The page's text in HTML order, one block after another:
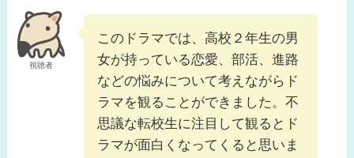
視聴者
このドラマでは、高校２年生の男
女が持っている恋愛、部活、進路
などの悩みについて考えながらド
ラマを観ることができました。不
思議な転校生に注目して観るとド
ラマが面白くなってくると思いま